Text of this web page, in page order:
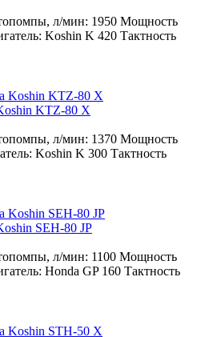
л/мин: 1950 Мощность
Koshin K 420 Тактность
KTZ-80 X
л/мин: 1370 Мощность
Koshin K 300 Тактность
SEH-80 JP
л/мин: 1100 Мощность
Honda GP 160 Тактность